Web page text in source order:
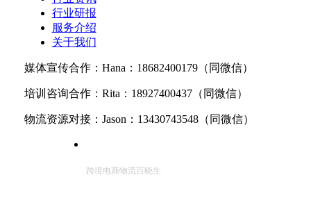
行业研报
服务介绍
关于我们
媒体宣传合作：Hana：18682400179（同微信）
培训咨询合作：Rita：18927400437（同微信）
物流资源对接：Jason：13430743548（同微信）
跨境电商物流百晓生